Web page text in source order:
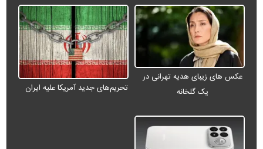
عکس های زیبای هدیه تهرانی در
یک گلخانه
تحریم‌های جدید آمریکا علیه ایران